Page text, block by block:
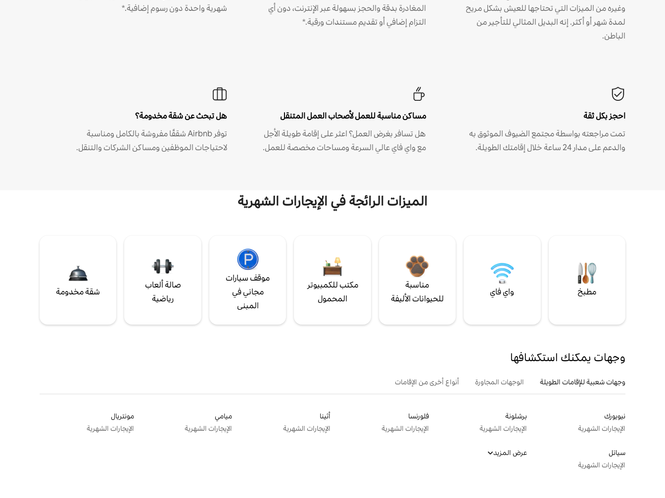
وغيره من الميزات التي تحتاجها للعيش بشكل مريح
لمدة شهر أو أكثر. إنه البديل المثالي للتأجير من
الباطن.
المغادرة بدقة والحجز بسهولة عبر الإنترنت، دون أي
التزام إضافي أو تقديم مستندات ورقية.*
شهرية واحدة دون رسوم إضافية.*
احجز بكل ثقة
تمت مراجعته بواسطة مجتمع الضيوف الموثوق به
والدعم على مدار 24 ساعة خلال إقامتك الطويلة.
مساكن مناسبة للعمل لأصحاب العمل المتنقل
هل تسافر بغرض العمل؟ اعثر على إقامة طويلة الأجل
مع واي فاي عالي السرعة ومساحات مخصصة للعمل.
هل تبحث عن شقة مخدومة؟
توفر Airbnb شققًا مفروشة بالكامل ومناسبة
لاحتياجات الموظفين ومساكن الشركات والتنقل.
الميزات الرائجة في الإيجارات الشهرية
مطبخ واي فاي
مناسبة
للحيوانات الأليفة
مكتب للكمبيوتر
المحمول
موقف سيارات
مجاني في
المبنى
صالة ألعاب
رياضية
شقة مخدومة
وجهات يمكنك استكشافها
وجهات شعبية للإقامات الطويلة الوجهات المجاورة أنواع أخرى من الإقامات
نيويورك
الإيجارات الشهرية
برشلونة
الإيجارات الشهرية
فلورنسا
الإيجارات الشهرية
أثينا
الإيجارات الشهرية
ميامي
الإيجارات الشهرية
مونتريال
الإيجارات الشهرية
سياتل
الإيجارات الشهرية
عرض المزيد